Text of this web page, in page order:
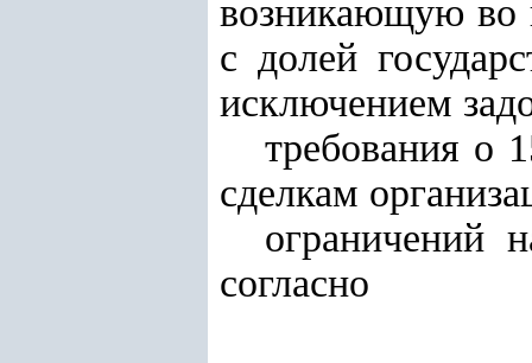
возникающую во
с долей
исключением
требования о
сделкам
ограничений
согласно